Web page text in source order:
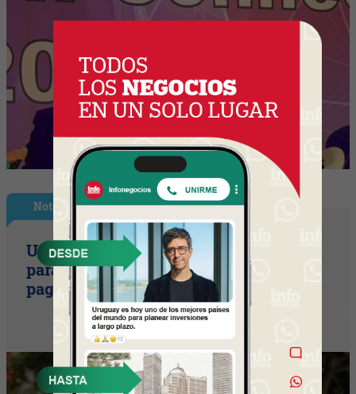
Nota Principal
Uruguay empieza a discutir las reglas
para una movilidad autónoma (¿Quién
paga si el auto sin conductor choca?)